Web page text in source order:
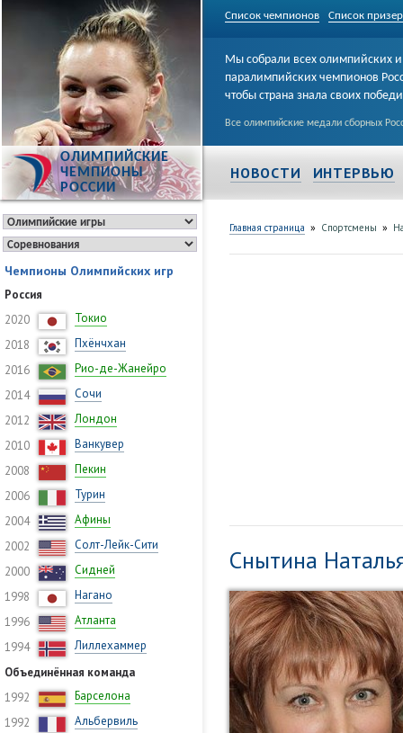
Список чемпионов Список
ОЛИМПИЙСКИЕ
ЧЕМПИОНЫ
РОССИИ
Мы собрали всех олимпийских и
паралимпийских чемпионов
чтобы страна знала своих
Все олимпийские медали сборных
НОВОСТИ ИНТЕРВЬЮ
Чемпионы Олимпийских игр
Россия
2020
Токио
2018
Пхёнчхан
2016
Рио-де-Жанейро
2014
Сочи
2012
Лондон
2010
Ванкувер
2008
Пекин
2006
Турин
2004
Афины
2002
Солт-Лейк-Сити
2000
Сидней
1998
Нагано
1996
Атланта
1994
Лиллехаммер
Объединённая команда
1992
Барселона
1992
Альбервиль
Главная страница » Спортсмены »
Снытина